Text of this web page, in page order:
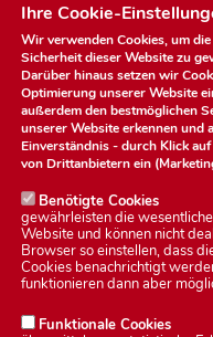
Ihre Cookie-
Wir verwenden Cookies, um
Sicherheit dieser Website zu
Darüber hinaus setzen wir
Optimierung unserer Website
außerdem den bestmöglichen
unserer Website erkennen und
Einverständnis - durch Klick auf
von Drittanbietern ein
Benötigte Cookies
gewährleisten die
Website und können nicht
Browser so einstellen, dass
Cookies benachrichtigt
funktionieren dann aber
Funktionale Cookies